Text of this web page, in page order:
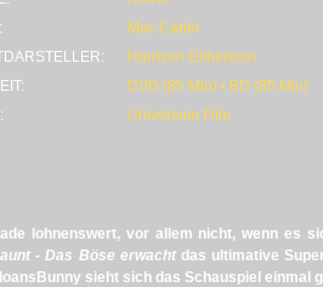
Mac Carter
Harrison Gilbertson
DVD (85 Min) • BD (85 Min)
Universum Film
lohnenswert, vor allem nicht, wenn es
- Das Böse erwacht das ultimative
sieht sich das Schauspiel einmal